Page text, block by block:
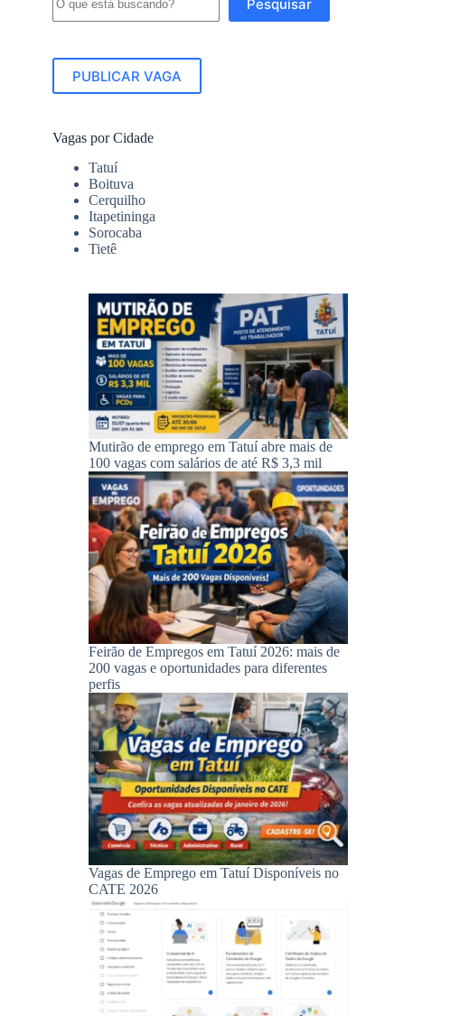
Pesquisar
PUBLICAR VAGA
Vagas por Cidade
Tatuí
Boituva
Cerquilho
Itapetininga
Sorocaba
Tietê
Mutirão de emprego em Tatuí abre mais de
100 vagas com salários de até R$ 3,3 mil
Feirão de Empregos em Tatuí 2026: mais de
200 vagas e oportunidades para diferentes
perfis
Vagas de Emprego em Tatuí Disponíveis no
CATE 2026